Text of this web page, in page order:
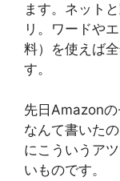
ます。ネット
リ。ワードや
料）を使えば
す。
先日Amazon
なんて書いた
にこういうア
いものです。